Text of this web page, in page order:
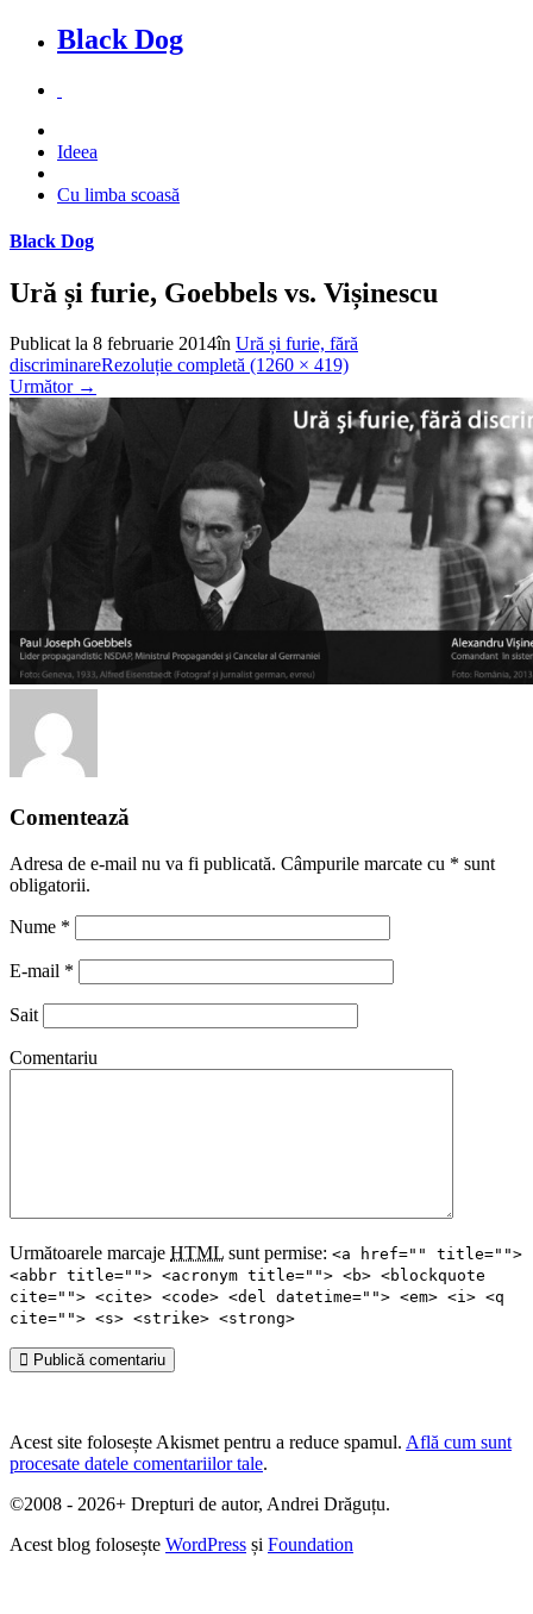
Black Dog
Ideea
Cu limba scoasă
Black Dog
Ură și furie, Goebbels vs. Vișinescu
Publicat la 8 februarie 2014în Ură și furie, fără
discriminareRezoluție completă (1260 × 419)
Următor →
Comentează
Adresa de e-mail nu va fi publicată. Câmpurile marcate cu * sunt
obligatorii.
Nume *
E-mail *
Sait
Comentariu
Următoarele marcaje HTML sunt permise: <a href="" title="">
<abbr title=""> <acronym title=""> <b> <blockquote
cite=""> <cite> <code> <del datetime=""> <em> <i> <q
cite=""> <s> <strike> <strong>
Publică comentariu
Acest site folosește Akismet pentru a reduce spamul. Află cum sunt
procesate datele comentariilor tale.
©2008 - 2026+ Drepturi de autor, Andrei Drăguțu.
Acest blog folosește WordPress și Foundation